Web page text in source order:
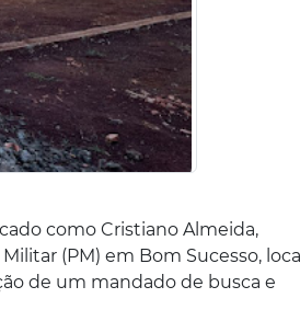
como Cristiano Almeida,
(PM) em Bom Sucesso,
de um mandado de busca e